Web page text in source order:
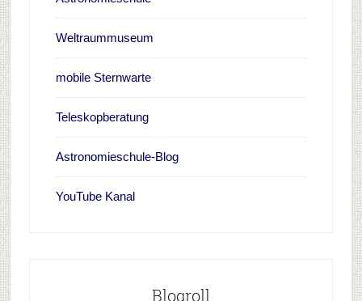
Weltraummuseum
mobile Sternwarte
Teleskopberatung
Astronomieschule-Blog
YouTube Kanal
Blogroll